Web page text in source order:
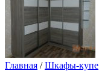
Главная /Шкафы-купе